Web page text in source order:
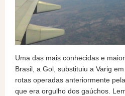
Uma das mais conhecidas e
Brasil, a Gol, substituiu a Varig
rotas operadas anteriormente
que era orgulho dos gaúchos.